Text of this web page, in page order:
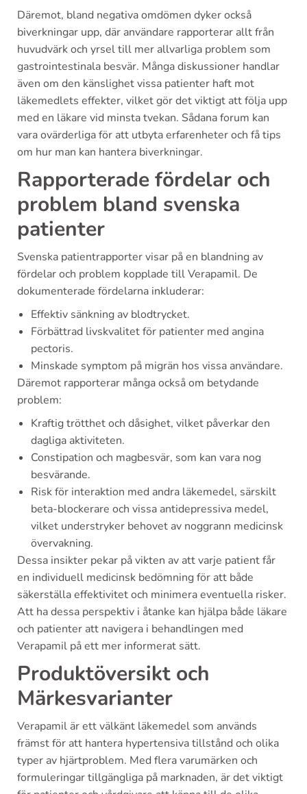
Däremot, bland negativa omdömen dyker också
biverkningar upp, där användare rapporterar allt från
huvudvärk och yrsel till mer allvarliga problem som
gastrointestinala besvär. Många diskussioner handlar
även om den känslighet vissa patienter haft mot
läkemedlets effekter, vilket gör det viktigt att följa upp
med en läkare vid minsta tvekan. Sådana forum kan
vara ovärderliga för att utbyta erfarenheter och få tips
om hur man kan hantera biverkningar.
Rapporterade fördelar och
problem bland svenska
patienter
Svenska patientrapporter visar på en blandning av
fördelar och problem kopplade till Verapamil. De
dokumenterade fördelarna inkluderar:
Effektiv sänkning av blodtrycket.
Förbättrad livskvalitet för patienter med angina
pectoris.
Minskade symptom på migrän hos vissa användare.
Däremot rapporterar många också om betydande
problem:
Kraftig trötthet och dåsighet, vilket påverkar den
dagliga aktiviteten.
Constipation och magbesvär, som kan vara nog
besvärande.
Risk för interaktion med andra läkemedel, särskilt
beta-blockerare och vissa antidepressiva medel,
vilket understryker behovet av noggrann medicinsk
övervakning.
Dessa insikter pekar på vikten av att varje patient får
en individuell medicinsk bedömning för att både
säkerställa effektivitet och minimera eventuella risker.
Att ha dessa perspektiv i åtanke kan hjälpa både läkare
och patienter att navigera i behandlingen med
Verapamil på ett mer informerat sätt.
Produktöversikt och
Märkesvarianter
Verapamil är ett välkänt läkemedel som används
främst för att hantera hypertensiva tillstånd och olika
typer av hjärtproblem. Med flera varumärken och
formuleringar tillgängliga på marknaden, är det viktigt